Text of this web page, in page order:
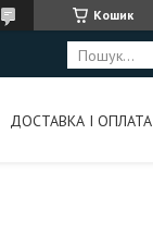
Кошик
ДОСТАВКА І ОПЛАТА